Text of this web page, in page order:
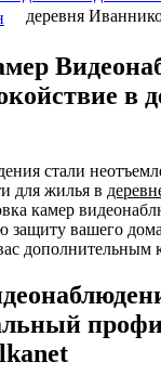
деревня
в
стали
для жилья в
камер
защиту вашего
дополнительным